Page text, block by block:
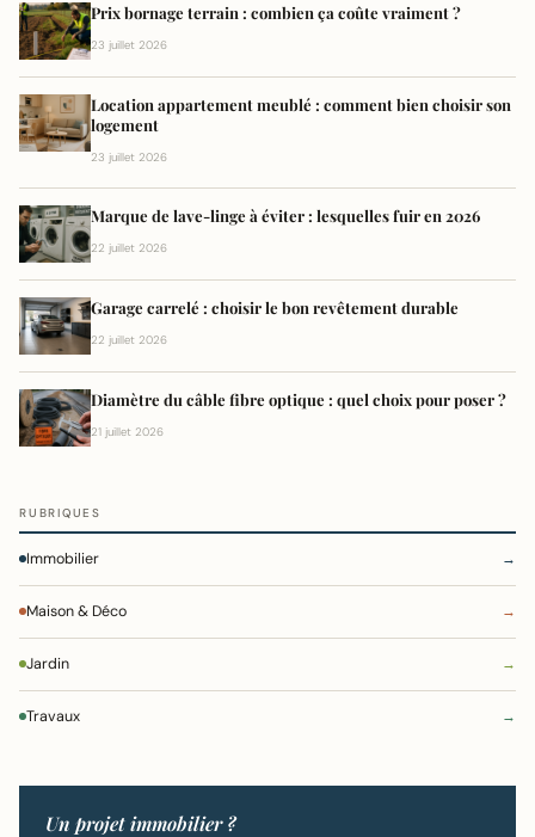
Prix bornage terrain : combien ça coûte vraiment ?
23 juillet 2026
Location appartement meublé : comment bien choisir son
logement
23 juillet 2026
Marque de lave-linge à éviter : lesquelles fuir en 2026
22 juillet 2026
Garage carrelé : choisir le bon revêtement durable
22 juillet 2026
Diamètre du câble fibre optique : quel choix pour poser ?
21 juillet 2026
RUBRIQUES
Immobilier →
Maison & Déco →
Jardin →
Travaux →
Un projet immobilier ?